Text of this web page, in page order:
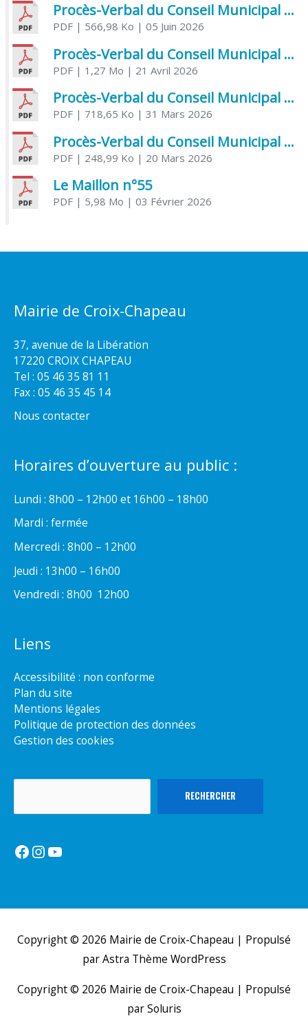
Procès-Verbal du Conseil Municipal du 5 juin 2026
PDF| 566,98 Ko | 05 Juin 2026
Procès-Verbal du Conseil Municipal du 21 avril 2026
PDF| 1,27 Mo | 21 Avril 2026
Procès-Verbal du Conseil Municipal du 31 mars 2026
PDF| 718,65 Ko | 31 Mars 2026
Procès-Verbal du Conseil Municipal du 20 mars 2026
PDF| 248,99 Ko | 20 Mars 2026
Le Maillon n°55
PDF| 5,98 Mo | 03 Février 2026
Mairie de Croix-Chapeau
37, avenue de la Libération
17220 CROIX CHAPEAU
Tel : 05 46 35 81 11
Fax : 05 46 35 45 14
Nous contacter
Horaires d’ouverture au public :
Lundi : 8h00 – 12h00 et 16h00 – 18h00
Mardi : fermée
Mercredi : 8h00 – 12h00
Jeudi : 13h00 – 16h00
Vendredi : 8h00  12h00
Liens
Accessibilité : non conforme
Plan du site
Mentions légales
Politique de protection des données
Gestion des cookies
RECHERCHER
Facebook
Instagram
YouTube
Copyright © 2026 Mairie de Croix-Chapeau | Propulsé
parAstra Thème WordPress
Copyright © 2026 Mairie de Croix-Chapeau | Propulsé
par Soluris